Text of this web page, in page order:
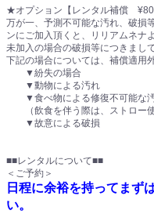
★オプション【レンタル補償
万が一、予測不可能な汚れ、破損
ンにご加入頂くと、リリアムネナ
未加入の場合の破損等につきまし
下記の場合については、補償適用
▼紛失の場合
▼動物による汚れ
▼食べ物による修復不可能な
（飲食を伴う際は、ストロー使
▼故意による破損
■■レンタルについて■■
＜ご予約＞
日程に余裕を持ってまず
い。